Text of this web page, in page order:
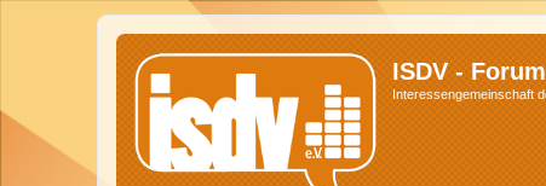
ISDV - Forum
Interessengemeinschaft